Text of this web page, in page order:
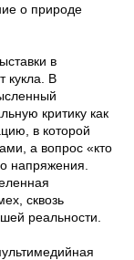
о природе
в
кукла. В
критику как
в которой
а вопрос «кто
напряжения.
сквозь
реальности.